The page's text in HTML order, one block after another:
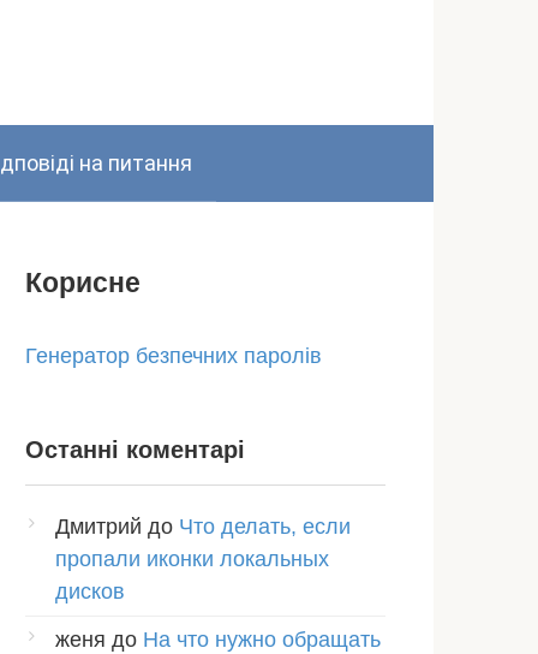
на питання
Корисне
Генератор безпечних паролів
Останні коментарі
Дмитрий до Что делать, если
пропали иконки локальных
дисков
женя до На что нужно обращать